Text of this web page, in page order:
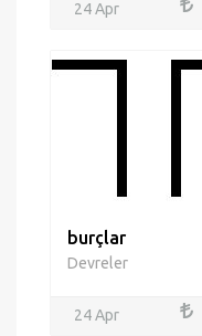
24 Apr
burçlar
Devreler
24 Apr